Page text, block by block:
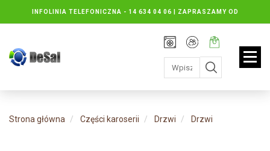
INFOLINIA TELEFONICZNA - 14 634 04 06 | ZAPRASZAMY OD
PONIEDZIAŁKU DO PIĄTKU : 8.30 DO 16.30, SOBOTY: 8.30 DO 13.00
Rejestracja
Moje
konto
Twój
koszyk:
jest
pusty
Strona główna Części karoserii Drzwi Drzwi